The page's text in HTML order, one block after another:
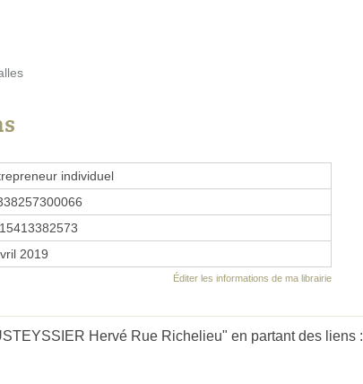
individuel
2019
Éditer les informations de ma librairie
Hervé Rue Richelieu" en partant des liens :